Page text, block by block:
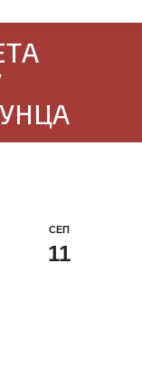
СЕП
11